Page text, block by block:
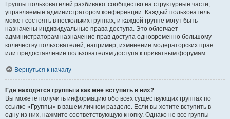
Группы пользователей разбивают сообщество на структурные части,
управляемые администратором конференции. Каждый пользователь
может состоять в нескольких группах, и каждой группе могут быть
назначены индивидуальные права доступа. Это облегчает
администраторам назначение прав доступа одновременно большому
количеству пользователей, например, изменение модераторских прав
или предоставление пользователям доступа к приватным форумам.
Вернуться к началу
Где находятся группы и как мне вступить в них?
Вы можете получить информацию обо всех существующих группах по
ссылке «Группы» в вашем личном разделе. Если вы хотите вступить в
одну из них, нажмите соответствующую кнопку. Однако не все группы